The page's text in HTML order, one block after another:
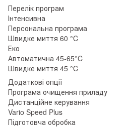
Перелік програм
Інтенсивна
Персональна програма
Швидке миття 60 °C
Еко
Автоматична 45-65°C
Швидке миття 45 °C
Додаткові опції
Програма очищення приладу
Дистанційне керування
Vario Speed Plus
Підготовча обробка